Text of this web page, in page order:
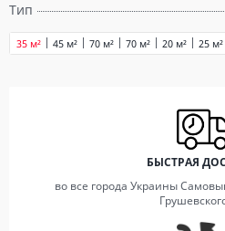
Тип
45 м² 70 м² 70 м² 20 м² 25 м²
35 м²
БЫСТРАЯ
во все города Украины